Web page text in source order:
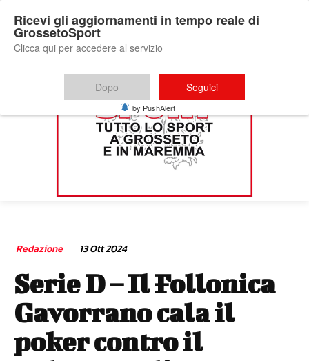
Redazione 13 Ott 2024
Serie D – Il Follonica
Gavorrano cala il
poker contro il
Ricevi gli aggiornamenti in tempo reale di
GrossetoSport
Clicca qui per accedere al servizio
Dopo Seguici
by PushAlert